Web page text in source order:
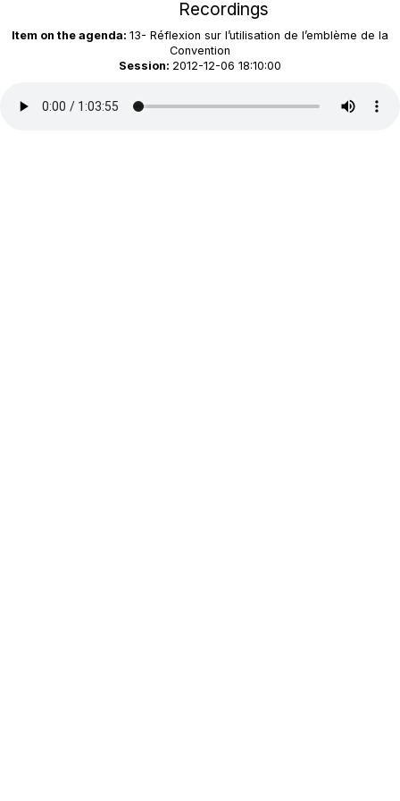
Recordings
Item on the agenda: 13- Réflexion sur l’utilisation de l’emblème de la
Convention
Session: 2012-12-06 18:10:00